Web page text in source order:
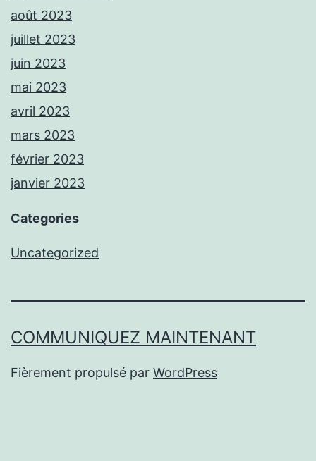
août 2023
juillet 2023
juin 2023
mai 2023
avril 2023
mars 2023
février 2023
janvier 2023
Categories
Uncategorized
COMMUNIQUEZ MAINTENANT
Fièrement propulsé par WordPress